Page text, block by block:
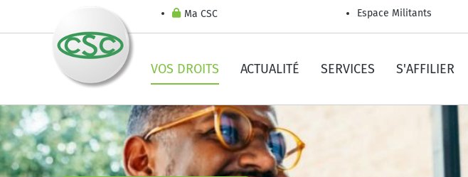
Ma CSC Espace Militants
VOS DROITS ACTUALITÉ SERVICES S'AFFILIER